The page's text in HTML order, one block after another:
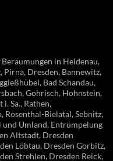
in Heidenau,
Dresden, Bannewitz,
Bad Schandau,
Gohrisch, Hohnstein,
Sa., Rathen,
Rosenthal-Bielatal, Sebnitz,
und Umland. Entrümpelung
Altstadt, Dresden
Löbtau, Dresden Gorbitz,
Strehlen, Dresden Reick,